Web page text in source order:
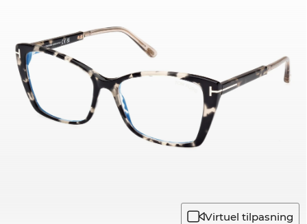
Virtuel tilpasning